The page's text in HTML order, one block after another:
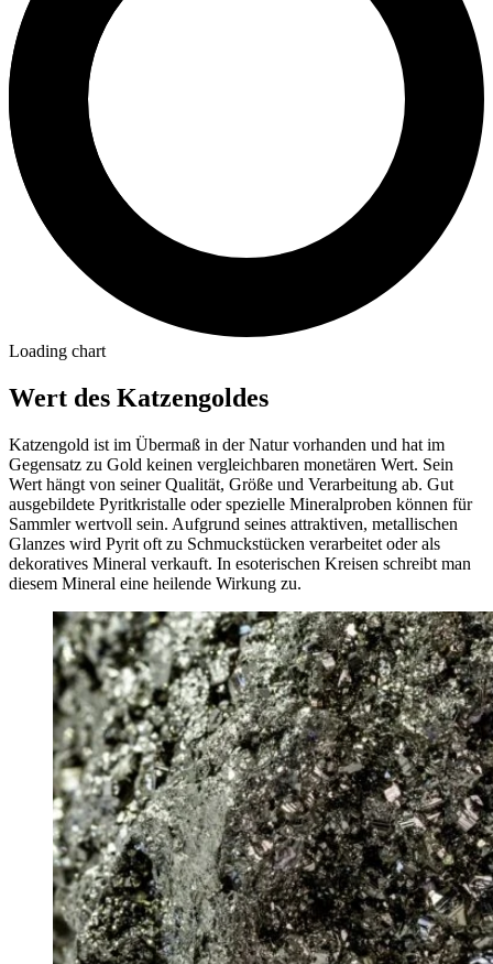
Loading chart
Wert des Katzengoldes
Katzengold ist im Übermaß in der Natur vorhanden und hat im
Gegensatz zu Gold keinen vergleichbaren monetären Wert. Sein
Wert hängt von seiner Qualität, Größe und Verarbeitung ab. Gut
ausgebildete Pyritkristalle oder spezielle Mineralproben können für
Sammler wertvoll sein. Aufgrund seines attraktiven, metallischen
Glanzes wird Pyrit oft zu Schmuckstücken verarbeitet oder als
dekoratives Mineral verkauft. In esoterischen Kreisen schreibt man
diesem Mineral eine heilende Wirkung zu.